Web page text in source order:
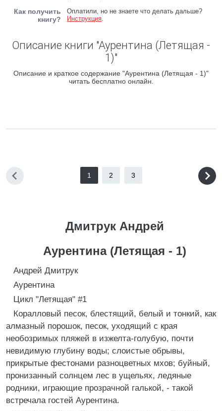
Как получить
книгу?
Оплатили, но не знаете что делать дальше?
Инструкция.
Описание книги "Аурентина (Летящая -
1)"
Описание и краткое содержание "Аурентина (Летящая - 1)"
читать бесплатно онлайн.
1 2 3
Дмитрук Андрей
Аурентина (Летящая - 1)
Андрей Дмитрук
Аурентина
Цикл "Летящая" #1
Коралловый песок, блестящий, белый и тонкий, как
алмазный порошок, песок, уходящий с края
необозримых пляжей в изжелта-голубую, почти
невидимую глубину воды; слоистые обрывы,
прикрытые фестонами разноцветных мхов; буйный,
пронизанный солнцем лес в ущельях, ледяные
родники, играющие прозрачной галькой, - такой
встречала гостей Аурентина.